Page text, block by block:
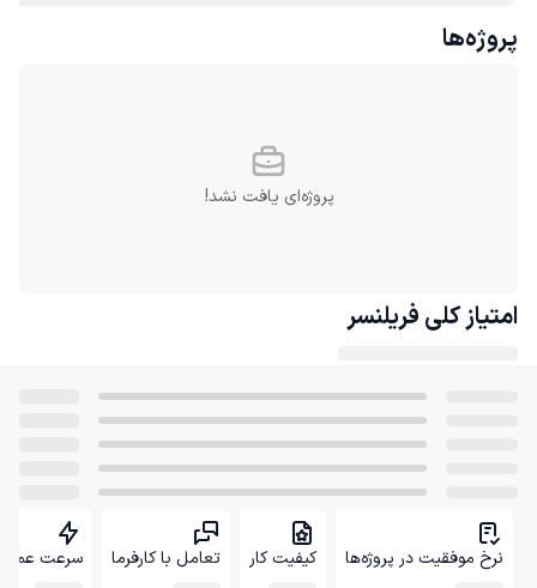
پروژه‌ها
پروژه‌ای یافت نشد!
امتیاز کلی فریلنسر
نرخ موفقیت در پروژه‌ها کیفیت کار تعامل با کارفرما سرعت عمل